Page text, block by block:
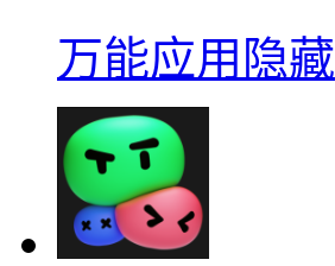
万能应用隐藏